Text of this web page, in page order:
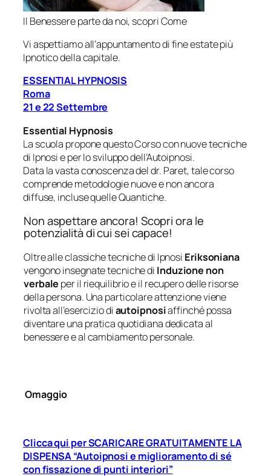
Il Benessere parte da noi, scopri Come
Vi aspettiamo all’appuntamento di fine estate più
Ipnotico della capitale.
ESSENTIAL HYPNOSIS
Roma
21 e 22 Settembre
Essential Hypnosis
La scuola propone questo Corso con nuove tecniche
di Ipnosi e per lo sviluppo dell’Autoipnosi.
Data la vasta conoscenza del dr. Paret, tale corso
comprende metodologie nuove e non ancora
diffuse, incluse quelle Quantiche.
Non aspettare ancora! Scopri ora le
potenzialità di cui sei capace!
Oltre alle classiche tecniche di Ipnosi Eriksoniana
vengono insegnate tecniche di Induzione non
verbale per il riequilibrio e il recupero delle risorse
della persona. Una particolare attenzione viene
rivolta all’esercizio diautoipnosiaffinché possa
diventare una pratica quotidiana dedicata al
benessere e al cambiamento personale.
Omaggio
Clicca qui per SCARICARE GRATUITAMENTE LA
DISPENSA “Autoipnosi e miglioramento di sé
con fissazione di punti interiori”